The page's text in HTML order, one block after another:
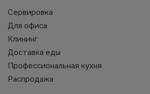
Сервировка
Для офиса
Клининг
Доставка еды
Профессиональная кухня
Распродажа